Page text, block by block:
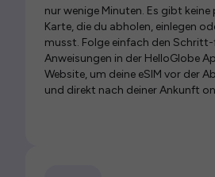
nur wenige Minuten. Es gibt keine
Karte, die du abholen, einlegen
musst. Folge einfach den
Anweisungen in der HelloGlobe
Website, um deine eSIM vor der
und direkt nach deiner Ankunft